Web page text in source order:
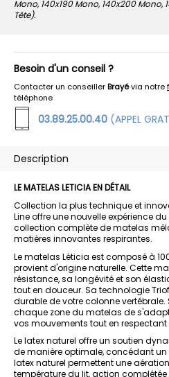
Mono, 140x190 Mono, 140x200 Mono,
Tête).
Besoin d'un conseil ?
Contacter un conseillerBrayévia notre
téléphone
03.89.25.00.40 (APPEL
Description
LE MATELAS LETICIA EN DÉTAIL
Collection la plus technique et
Line offre une nouvelle expérience
collection complète de matelas
matières innovantes respirantes.
Le matelas Léticia est composé à
provient d'origine naturelle. Cette
résistance, sa longévité et son
tout en douceur. Sa technologie
durable de votre colonne
chaque zone du matelas de
vos mouvements tout en
Le latex naturel offre un soutien
de manière optimale, concédant un
latex naturel permettent une
température du lit, action